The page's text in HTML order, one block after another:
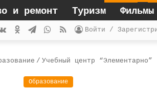
и ремонт Туризм
Войти /
RSS
WhatsApp
Telegram
Одноклассники
vk.com
/ Учебный центр “Элементарно”
Образование